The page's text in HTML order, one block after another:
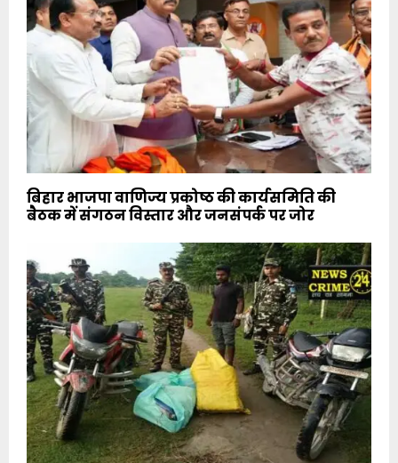
बिहार भाजपा वाणिज्य प्रकोष्ठ की कार्यसमिति की
बैठक में संगठन विस्तार और जनसंपर्क पर जोर